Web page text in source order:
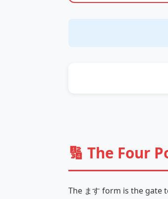
🔢 The Four
The ます form is the gate